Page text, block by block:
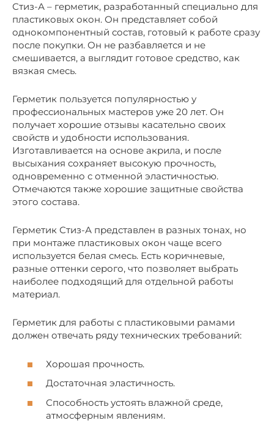
Стиз-А – герметик, разработанный специально для
пластиковых окон. Он представляет собой
однокомпонентный состав, готовый к работе сразу
после покупки. Он не разбавляется и не
смешивается, а выглядит готовое средство, как
вязкая смесь.
Герметик пользуется популярностью у
профессиональных мастеров уже 20 лет. Он
получает хорошие отзывы касательно своих
свойств и удобности использования.
Изготавливается на основе акрила, и после
высыхания сохраняет высокую прочность,
одновременно с отменной эластичностью.
Отмечаются также хорошие защитные свойства
этого состава.
Герметик Стиз-А представлен в разных тонах, но
при монтаже пластиковых окон чаще всего
используется белая смесь. Есть коричневые,
разные оттенки серого, что позволяет выбрать
наиболее подходящий для отдельной работы
материал.
Герметик для работы с пластиковыми рамами
должен отвечать ряду технических требований:
Хорошая прочность.
Достаточная эластичность.
Способность устоять влажной среде,
атмосферным явлениям.